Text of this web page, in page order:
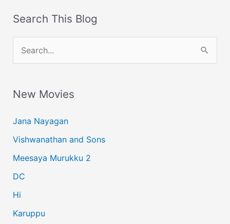
Search This Blog
e
r
h
f
o
r
:
New Movies
Jana Nayagan
Vishwanathan and Sons
Meesaya Murukku 2
DC
Hi
Karuppu